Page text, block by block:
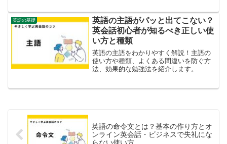
英語の基礎
英語の主語がパッと出てこない？
英会話初心者が知るべき正しい使
い方と種類
英語の主語をわかりやすく解説！主語の
使い方や種類、よくある間違いを防ぐ方
法、効果的な勉強法を紹介します。
英語の命令文とは？基本の作り方とオ
ンライン英会話・ビジネスで失礼にな